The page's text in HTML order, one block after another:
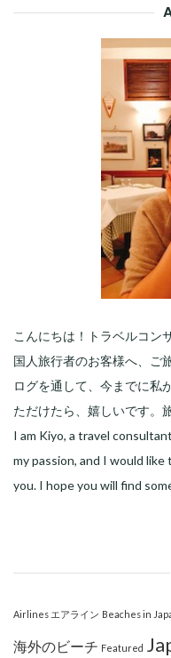
こんにちは！トラベルコン
国人旅行者のお客様へ、ご
ログを通して、今までに私
ただけたら、嬉しいです。
I am Kiyo, a travel
my passion, and I would
you. I hope you will find
Airlines エアライン Beaches in
海外のビーチ Featured